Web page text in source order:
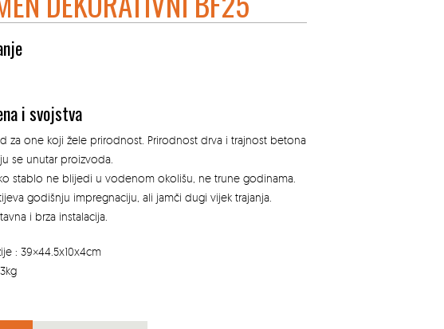
i svojstva
za one koji žele prirodnost. Prirodnost drva i trajnost betona
se unutar proizvoda.
stablo ne blijedi u vodenom okolišu, ne trune godinama.
godišnju impregnaciju, ali jamči dugi vijek trajanja.
i brza instalacija.
: 39×44.5x10x4cm